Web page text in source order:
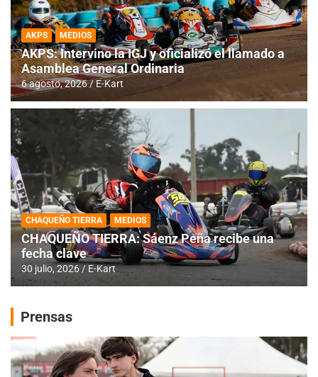
AKPS MEDIOS
AKPS: Intervino la IGJ y oficializó el llamado a
Asamblea General Ordinaria
6 agosto, 2026 E-Kart
CHAQUEÑO TIERRA MEDIOS
CHAQUEÑO TIERRA: Sáenz Peña recibe una
fecha clave
30 julio, 2026 E-Kart
Prensas